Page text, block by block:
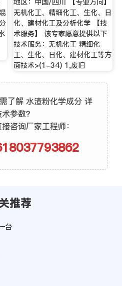
地区：中国/四川 【专业方向】
无机化工、精细化工、生化、日
化、建材化工及分析化学 【技
术服务】 该专家愿意提供以下
技术服务：无机化工 精细化
工、生化、日化、建材化工等方
面技术>(1-34) 1,废旧
了解 水渣粉化学成分 详
参数？
咨询厂家工程师：
推荐
台